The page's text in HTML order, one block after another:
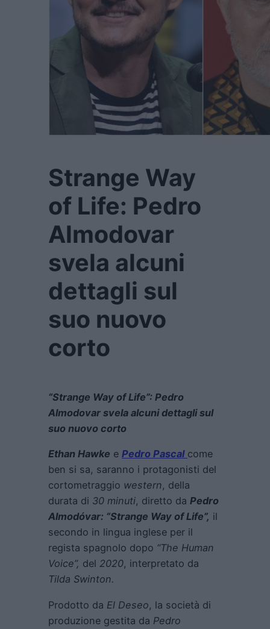
Strange Way
of Life: Pedro
Almodovar
svela alcuni
dettagli sul
suo nuovo
corto
“Strange Way of Life”: Pedro
Almodovar svela alcuni dettagli sul
suo nuovo corto
Ethan Hawke e Pedro Pascal come
ben si sa, saranno i protagonisti del
cortometraggio western, della
durata di 30 minuti, diretto da Pedro
Almodóvar: “Strange Way of Life”, il
secondo in lingua inglese per il
regista spagnolo dopo “The Human
Voice”, del 2020, interpretato da
Tilda Swinton.
Prodotto da El Deseo, la società di
produzione gestita da Pedro